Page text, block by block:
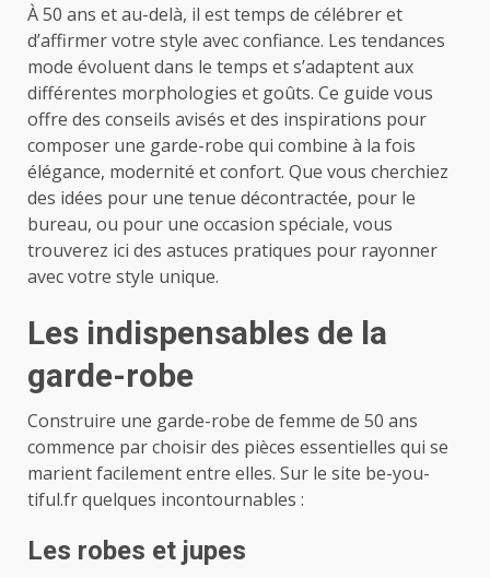
À 50 ans et au-delà, il est temps de célébrer et
d’affirmer votre style avec confiance. Les tendances
mode évoluent dans le temps et s’adaptent aux
différentes morphologies et goûts. Ce guide vous
offre des conseils avisés et des inspirations pour
composer une garde-robe qui combine à la fois
élégance, modernité et confort. Que vous cherchiez
des idées pour une tenue décontractée, pour le
bureau, ou pour une occasion spéciale, vous
trouverez ici des astuces pratiques pour rayonner
avec votre style unique.
Les indispensables de la
garde-robe
Construire une garde-robe de femme de 50 ans
commence par choisir des pièces essentielles qui se
marient facilement entre elles. Sur le site be-you-
tiful.frquelques incontournables :
Les robes et jupes